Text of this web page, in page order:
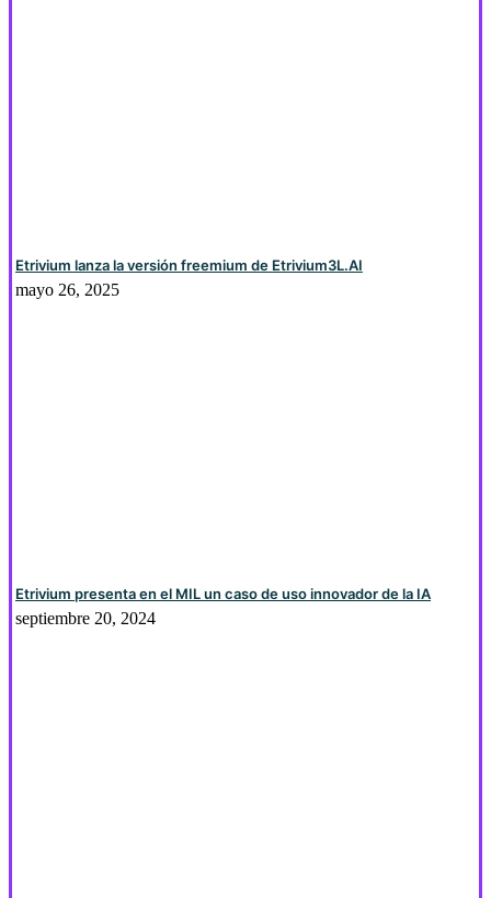
Etrivium lanza la versión freemium de Etrivium3L.AI
mayo 26, 2025
Etrivium presenta en el MIL un caso de uso innovador de la IA
septiembre 20, 2024